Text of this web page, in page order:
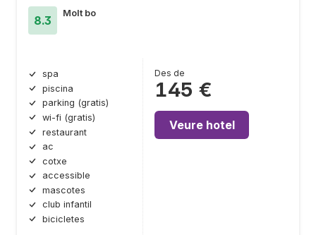
8.3
Molt bo
spa
piscina
parking (gratis)
wi-fi (gratis)
restaurant
ac
cotxe
accessible
mascotes
club infantil
bicicletes
Des de
145 €
Veure hotel